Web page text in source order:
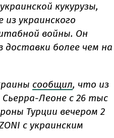
кукурузы,
украинского
войны. Он
доставки более чем на
сообщил, что из
Леоне с 26 тыс
Турции вечером 2
с украинским